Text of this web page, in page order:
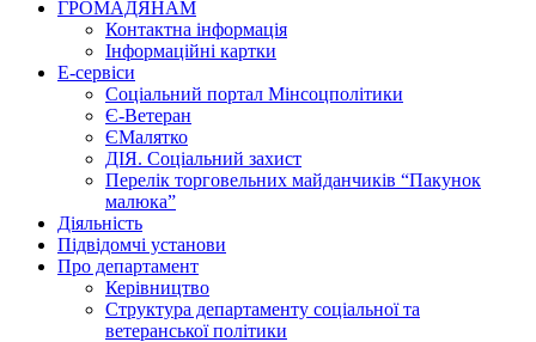
ГРОМАДЯНАМ
Контактна інформація
Інформаційні картки
Е-сервіси
Соціальний портал Мінсоцполітики
Є-Ветеран
ЄМалятко
ДІЯ. Соціальний захист
Перелік торговельних майданчиків “Пакунок
малюка”
Діяльність
Підвідомчі установи
Про департамент
Керівництво
Структура департаменту соціальної та
ветеранської політики